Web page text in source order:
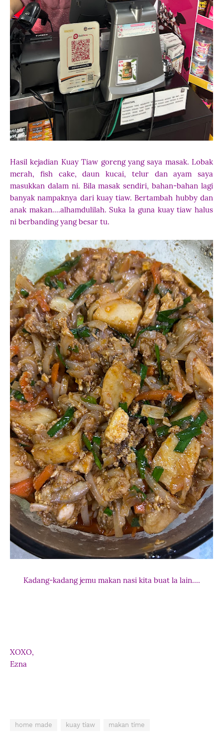
Hasil kejadian Kuay Tiaw goreng yang saya masak. Lobak
merah, fish cake, daun kucai, telur dan ayam saya
masukkan dalam ni. Bila masak sendiri, bahan-bahan lagi
banyak nampaknya dari kuay tiaw. Bertambah hubby dan
anak makan....alhamdulilah. Suka la guna kuay tiaw halus
ni berbanding yang besar tu.
Kadang-kadang jemu makan nasi kita buat la lain....
XOXO,
Ezna
home made kuay tiaw makan time